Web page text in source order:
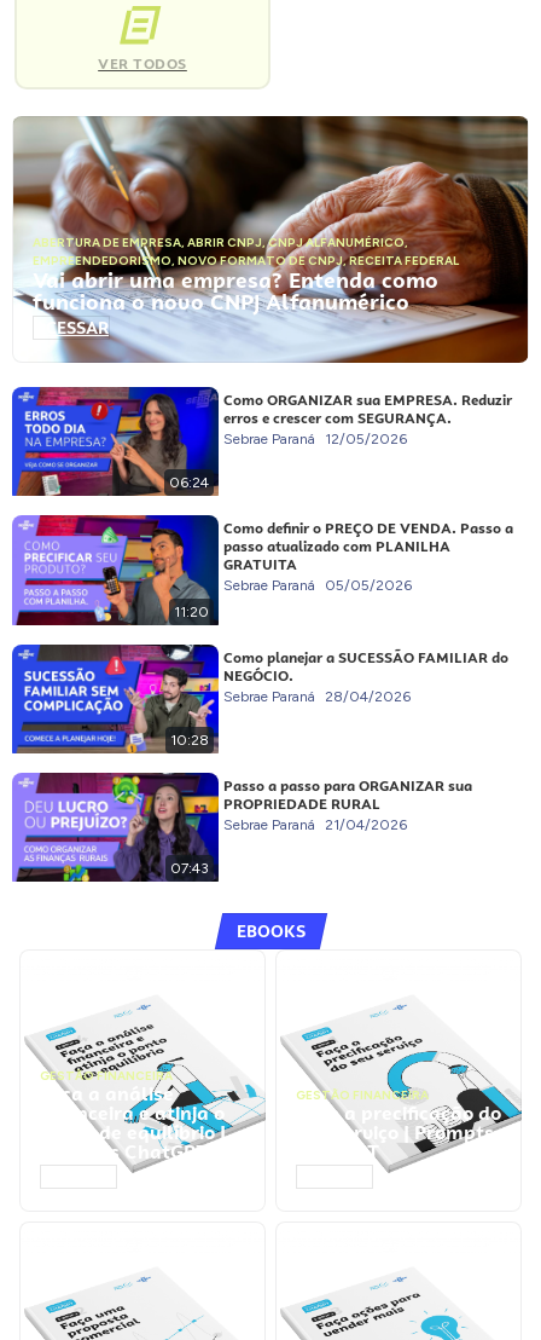
VER TODOS
ABERTURA DE EMPRESA, ABRIR CNPJ,CNPJ ALFANUMÉRICO,
EMPREENDEDORISMO, NOVO FORMATO DE CNPJ,RECEITA FEDERAL
Vai abrir uma empresa? Entenda como
funciona o novo CNPJ Alfanumérico
ACESSAR
06:24
Como ORGANIZAR sua EMPRESA. Reduzir
erros e crescer com SEGURANÇA.
Sebrae Paraná 12/05/2026
11:20
Como definir o PREÇO DE VENDA. Passo a
passo atualizado com PLANILHA
GRATUITA
Sebrae Paraná 05/05/2026
10:28
Como planejar a SUCESSÃO FAMILIAR do
NEGÓCIO.
Sebrae Paraná 28/04/2026
07:43
Passo a passo para ORGANIZAR sua
PROPRIEDADE RURAL
Sebrae Paraná 21/04/2026
EBOOKS
GESTÃO FINANCEIRA
Faça a análise
financeira e atinja o
ponto de equilíbrio |
Prompts ChatGPT
GESTÃO FINANCEIRA
Faça a precificação do
seu serviço | Prompts
ChatGPT